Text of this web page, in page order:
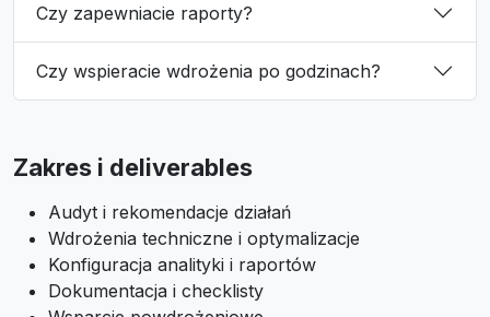
Czy zapewniacie raporty?
Czy wspieracie wdrożenia po godzinach?
Zakres i deliverables
Audyt i rekomendacje działań
Wdrożenia techniczne i optymalizacje
Konfiguracja analityki i raportów
Dokumentacja i checklisty